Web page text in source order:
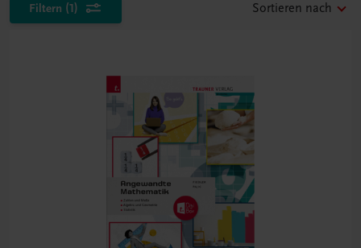
Filtern (1) Sortieren nach